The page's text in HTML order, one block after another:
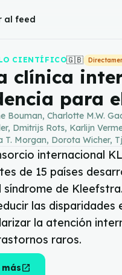
al feed
CIENTÍFICO🇬🇧
clínica
para
Bouman, Charlotte M.W.
Dmitrijs Rots, Karlijn
T. Morgan, Dorota Wicher,
internacional
de 15 países
síndrome de
las
la atención
raros.
másopen_in_new